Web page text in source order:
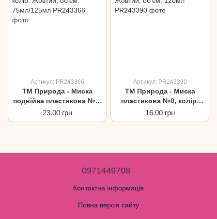
Артикул: PR243366
ТМ Природа - Миска
подвійна пластикова №0,
колір: Жовтий, об'єм:
75мл/125мл
23.00 грн
Артикул: PR243390
ТМ Природа - Миска
пластикова №0, колір:
Жовтий, об'єм: 120мл
16.00 грн
0971449708
Контактна інформація
Повна версія сайту